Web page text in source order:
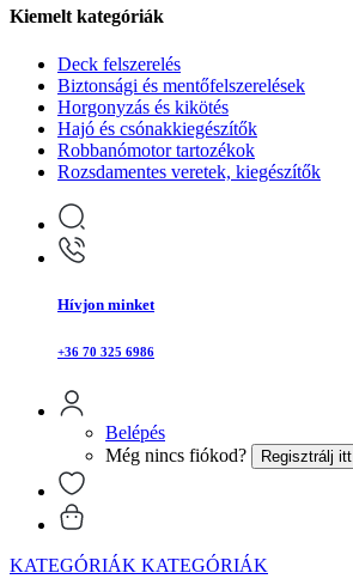
Kiemelt kategóriák
Deck felszerelés
Biztonsági és mentőfelszerelések
Horgonyzás és kikötés
Hajó és csónakkiegészítők
Robbanómotor tartozékok
Rozsdamentes veretek, kiegészítők
Hívjon minket
+36 70 325 6986
Belépés
Még nincs fiókod?
Regisztrálj itt.
KATEGÓRIÁK KATEGÓRIÁK